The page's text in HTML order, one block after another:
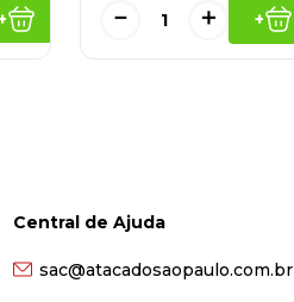
＋
－ +
Central de Ajuda
sac@atacadosaopaulo.com.br